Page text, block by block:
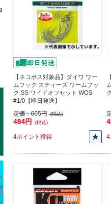
【ネコポス対象品】ダイワ ワー
ムフック スティーズ ワームフッ
ク SS ワイドオフセット WOS
#1/0【即日発送】
定価：605円 (税込)
484円 (税込)
4ポイント獲得 4